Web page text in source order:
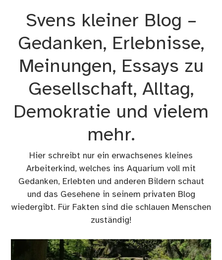
Svens kleiner Blog –
Gedanken, Erlebnisse,
Meinungen, Essays zu
Gesellschaft, Alltag,
Demokratie und vielem
mehr.
Hier schreibt nur ein erwachsenes kleines
Arbeiterkind, welches ins Aquarium voll mit
Gedanken, Erlebten und anderen Bildern schaut
und das Gesehene in seinem privaten Blog
wiedergibt. Für Fakten sind die schlauen Menschen
zuständig!